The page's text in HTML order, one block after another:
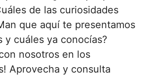
de las curiosidades
que aquí te presentamos
y cuáles ya conocías?
nosotros en los
Aprovecha y consulta